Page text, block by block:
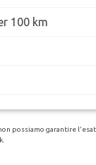
100 km
possiamo garantire